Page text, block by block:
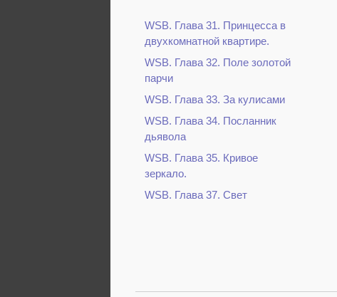
WSB. Глава 31. Принцесса в
двухкомнатной квартире.
WSB. Глава 32. Поле золотой
парчи
WSB. Глава 33. За кулисами
WSB. Глава 34. Посланник
дьявола
WSB. Глава 35. Кривое
зеркало.
WSB. Глава 37. Свет